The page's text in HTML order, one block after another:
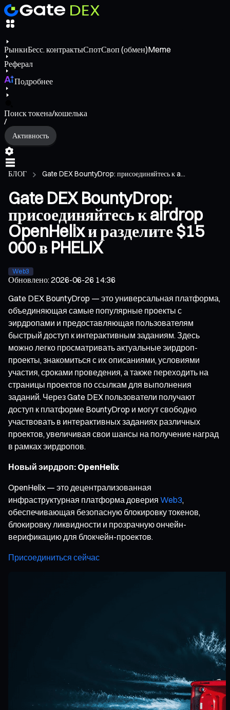
РынкиБесс. контрактыСпотСвоп (обмен)Meme
Реферал
Подробнее
Поиск токена/кошелька
/
Активность
БЛОГ Gate DEX BountyDrop: присоединяйтесь к a...
Gate DEX BountyDrop:
присоединяйтесь к airdrop
OpenHelix и разделите $15
000 в PHELIX
Web3
Обновлено:2026-06-26 14:36
Gate DEX BountyDrop — это универсальная платформа,
объединяющая самые популярные проекты с
эирдропами и предоставляющая пользователям
быстрый доступ к интерактивным заданиям. Здесь
можно легко просматривать актуальные эирдроп-
проекты, знакомиться с их описаниями, условиями
участия, сроками проведения, а также переходить на
страницы проектов по ссылкам для выполнения
заданий. Через Gate DEX пользователи получают
доступ к платформе BountyDrop и могут свободно
участвовать в интерактивных заданиях различных
проектов, увеличивая свои шансы на получение наград
в рамках эирдропов.
Новый эирдроп: OpenHelix
OpenHelix — это децентрализованная
инфраструктурная платформа доверия Web3,
обеспечивающая безопасную блокировку токенов,
блокировку ликвидности и прозрачную ончейн-
верификацию для блокчейн-проектов.
Присоединиться сейчас